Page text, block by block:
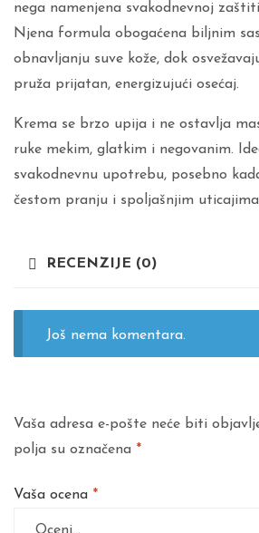
nega namenjena svakodnevnoj
Njena formula obogaćena biljnim
obnavljanju suve kože, dok
pruža prijatan, energizujući osećaj.
Krema se brzo upija i ne ostavlja
ruke mekim, glatkim i negovanim.
svakodnevnu upotrebu, posebno
čestom pranju i spoljašnjim
RECENZIJE (0)
Još nema komentara.
Vaša adresa e-pošte neće biti
polja su označena *
Vaša ocena *